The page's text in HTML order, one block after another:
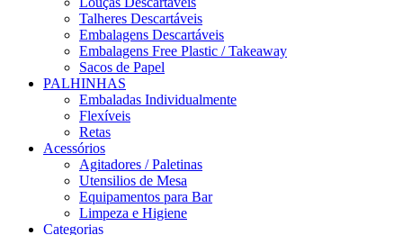
Talheres Descartáveis
Embalagens Descartáveis
Embalagens Free Plastic / Takeaway
Sacos de Papel
PALHINHAS
Embaladas Individualmente
Flexíveis
Retas
Acessórios
Agitadores / Paletinas
Utensilios de Mesa
Equipamentos para Bar
Limpeza e Higiene
Categorias